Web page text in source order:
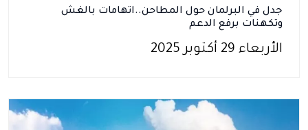
جدل في البرلمان حول المطاحن..اتهامات بالغش
وتكهنات برفع الدعم
الأربعاء 29 أكتوبر 2025